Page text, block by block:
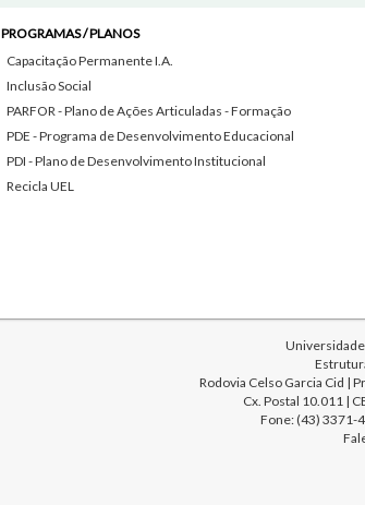
PROGRAMAS / PLANOS
Capacitação Permanente I.A.
Inclusão Social
PARFOR - Plano de Ações Articuladas - Formação
PDE - Programa de Desenvolvimento Educacional
PDI - Plano de Desenvolvimento Institucional
Recicla UEL
Rodovia Celso Garcia Cid |
Cx. Postal 10.011 |
Fone: (43) 3371-